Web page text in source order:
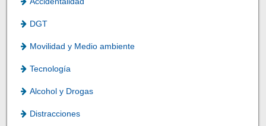
DGT
Movilidad y Medio ambiente
Tecnología
Alcohol y Drogas
Distracciones